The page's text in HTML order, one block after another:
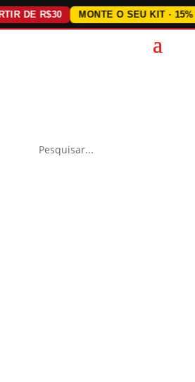
R$30 MONTE O SEU KIT · 15% OFF